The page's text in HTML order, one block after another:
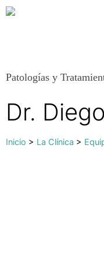
Patologías y
Dr.
Inicio > La Clínica >